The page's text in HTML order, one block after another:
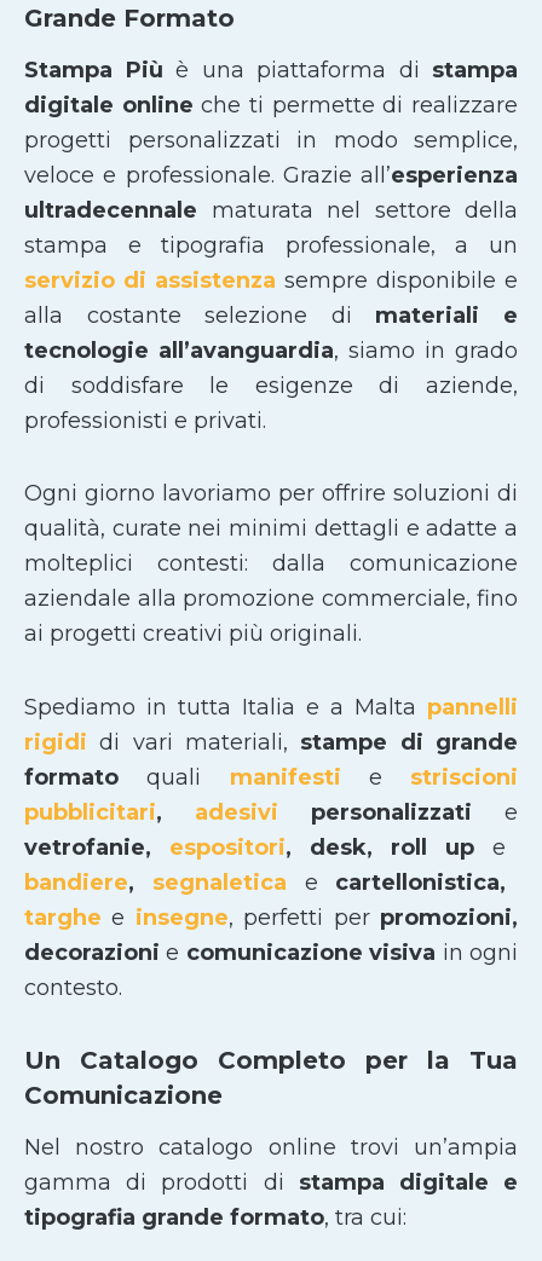
Grande Formato
Stampa Più è una piattaforma di stampa
digitale online che ti permette di realizzare
progetti personalizzati in modo semplice,
veloce e professionale. Grazie all’esperienza
ultradecennale maturata nel settore della
stampa e tipografia professionale, a un
servizio di assistenza sempre disponibile e
alla costante selezione di materiali e
tecnologie all’avanguardia, siamo in grado
di soddisfare le esigenze di aziende,
professionisti e privati.
Ogni giorno lavoriamo per offrire soluzioni di
qualità, curate nei minimi dettagli e adatte a
molteplici contesti: dalla comunicazione
aziendale alla promozione commerciale, fino
ai progetti creativi più originali.
Spediamo in tutta Italia e a Malta pannelli
rigididi vari materiali, stampe di grande
formatoquali manifesti e striscioni
pubblicitari, adesivi personalizzati e
vetrofanie, espositori, desk, roll up e
bandiere, segnaletica e cartellonistica,
targhee insegne, perfetti per promozioni,
decorazionie comunicazione visiva in ogni
contesto.
Un Catalogo Completo per la Tua
Comunicazione
Nel nostro catalogo online trovi un’ampia
gamma di prodotti di stampa digitale e
tipografia grande formato, tra cui: